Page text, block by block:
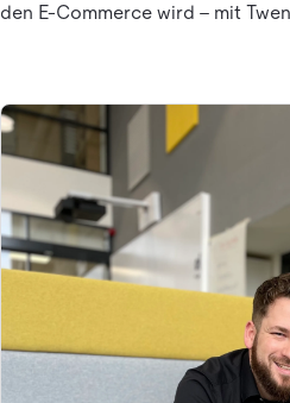
den E-Commerce wird - mit